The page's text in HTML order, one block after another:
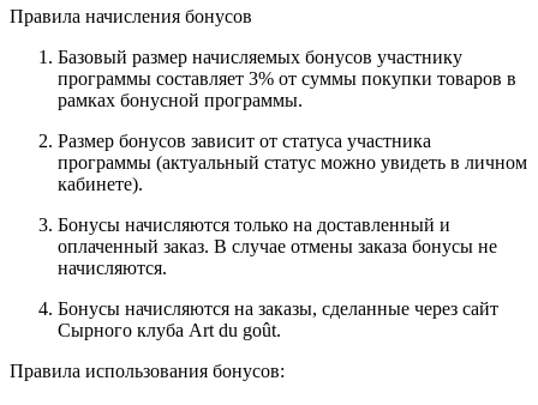
Правила начисления бонусов
Базовый размер начисляемых бонусов участнику
программы составляет 3% от суммы покупки товаров в
рамках бонусной программы.
Размер бонусов зависит от статуса участника
программы (актуальный статус можно увидеть в личном
кабинете).
Бонусы начисляются только на доставленный и
оплаченный заказ. В случае отмены заказа бонусы не
начисляются.
Бонусы начисляются на заказы, сделанные через сайт
Сырного клуба Art du goût.
Правила использования бонусов: